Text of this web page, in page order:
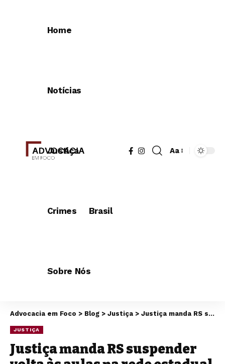
Home
Notícias
Justiça
Crimes Brasil
Sobre Nós
Aa
Advocacia em Foco > Blog > Justiça > Justiça manda RS suspender volta às aulas na rede estadual por causa do calor
JUSTIÇA
Justiça manda RS suspender